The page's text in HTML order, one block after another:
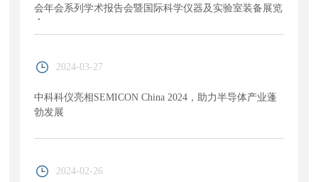
会年会系列学术报告会暨国际科学仪器及实验室装备展览
会
2024-03-27
中科科仪亮相SEMICON China 2024，助力半导体产业蓬
勃发展
2024-02-26